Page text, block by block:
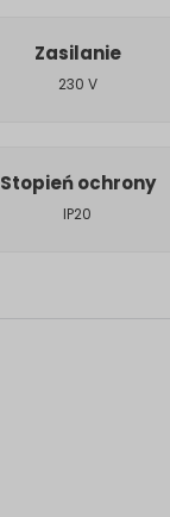
Zasilanie
230 V
Stopień ochrony
IP20